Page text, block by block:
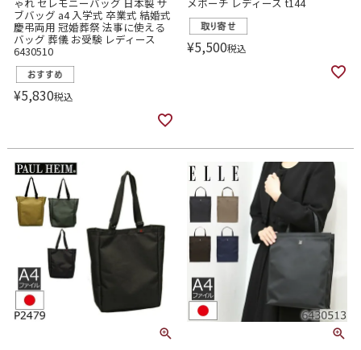
ブバッグ a4 入学式 卒業式 結婚式
慶弔両用 冠婚葬祭 法事に使える
バッグ 葬儀 お受験 レディース
6430510
¥5,830税込
¥5,500税込